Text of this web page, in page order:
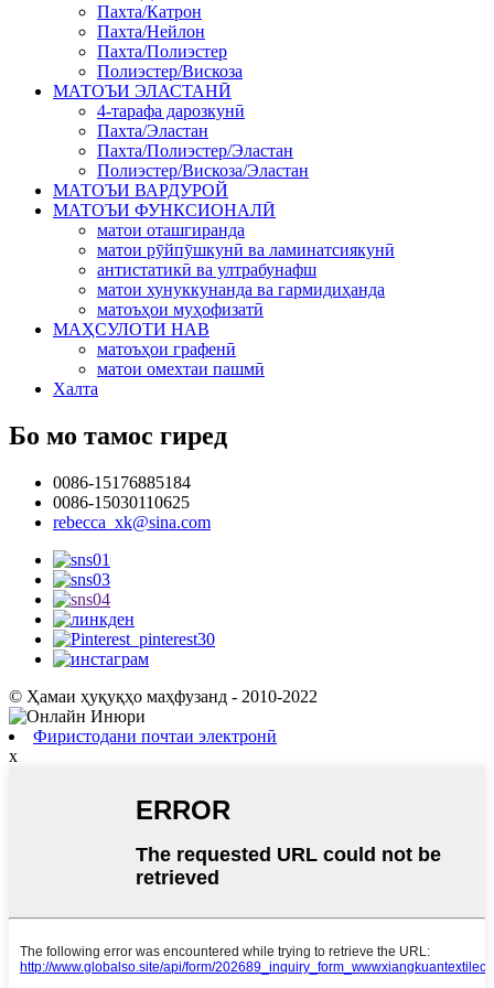
Пахта/Катрон
Пахта/Нейлон
Пахта/Полиэстер
Полиэстер/Вискоза
МАТОЪИ ЭЛАСТАНӢ
4-тарафа дарозкунӣ
Пахта/Эластан
Пахта/Полиэстер/Эластан
Полиэстер/Вискоза/Эластан
МАТОЪИ ВАРДУРОЙ
МАТОЪИ ФУНКСИОНАЛӢ
матои оташгиранда
матои рӯйпӯшкунӣ ва ламинатсиякунӣ
антистатикӣ ва ултрабунафш
матои хунуккунанда ва гармидиҳанда
матоъҳои муҳофизатӣ
МАҲСУЛОТИ НАВ
матоъҳои графенӣ
матои омехтаи пашмӣ
Халта
Бо мо тамос гиред
0086-15176885184
0086-15030110625
rebecca_xk@sina.com
© Ҳамаи ҳуқуқҳо маҳфузанд - 2010-2022
Фиристодани почтаи электронӣ
x